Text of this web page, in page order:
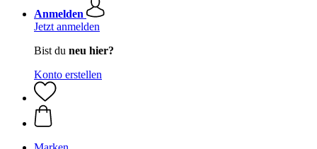
Anmelden
Jetzt anmelden
Bist du neu hier?
Konto erstellen